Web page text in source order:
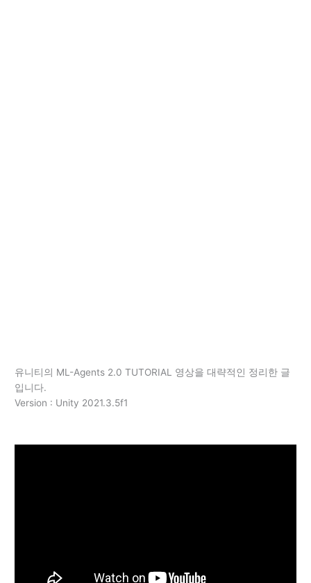
유니티의 ML-Agents 2.0 TUTORIAL 영상을 대략적인 정리한 글
입니다.
Version : Unity 2021.3.5f1